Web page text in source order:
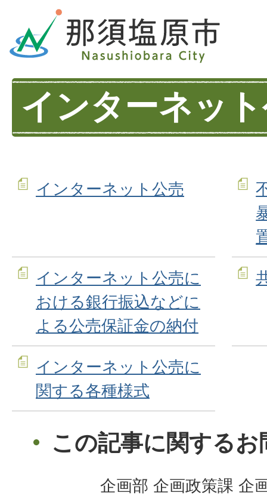
インターネッ
インターネット公売
インターネット公売に
おける銀行振込などに
よる公売保証金の納付
インターネット公売に
関する各種様式
この記事に関する
企画部 企画政策課 企